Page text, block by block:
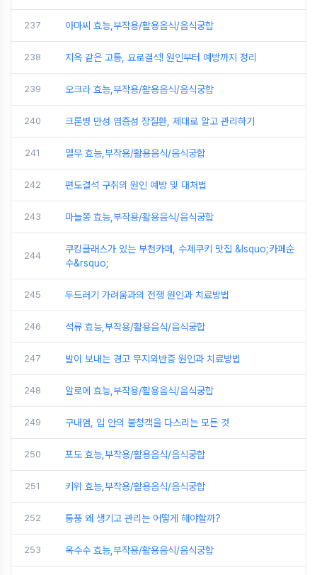
237 아마씨 효능,부작용/활용음식/음식궁합
238 지옥 같은 고통, 요로결석! 원인부터 예방까지 정리
239 오크라 효능,부작용/활용음식/음식궁합
240 크론병 만성 염증성 장질환, 제대로 알고 관리하기
241 열무 효능,부작용/활용음식/음식궁합
242 편도결석 구취의 원인 예방 및 대처법
243 마늘쫑 효능,부작용/활용음식/음식궁합
244
쿠킹클래스가 있는 부천카페, 수제쿠키 맛집 &lsquo;카페순
수&rsquo;
245 두드러기 가려움과의 전쟁 원인과 치료방법
246 석류 효능,부작용/활용음식/음식궁합
247 발이 보내는 경고 무지외반증 원인과 치료방법
248 알로에 효능,부작용/활용음식/음식궁합
249 구내염, 입 안의 불청객을 다스리는 모든 것
250 포도 효능,부작용/활용음식/음식궁합
251 키위 효능,부작용/활용음식/음식궁합
252 통풍 왜 생기고 관리는 어떻게 해야할까?
253 옥수수 효능,부작용/활용음식/음식궁합